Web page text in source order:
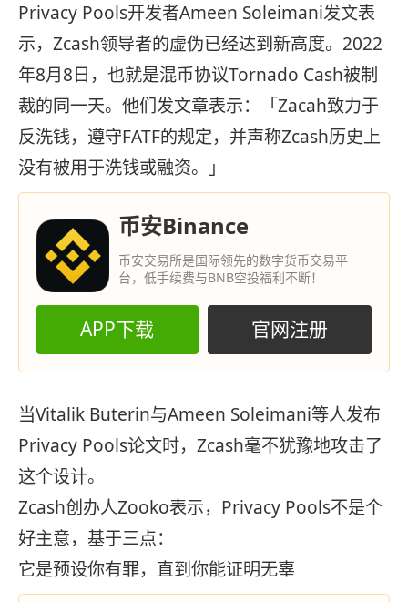
Privacy Pools开发者Ameen Soleimani发文表
示，Zcash领导者的虚伪已经达到新高度。2022
年8月8日，也就是混币协议Tornado Cash被制
裁的同一天。他们发文章表示：「Zacah致力于
反洗钱，遵守FATF的规定，并声称Zcash历史上
没有被用于洗钱或融资。」
币安Binance
币安交易所是国际领先的数字货币交易平
台，低手续费与BNB空投福利不断！
APP下载 官网注册
当Vitalik Buterin与Ameen Soleimani等人发布
Privacy Pools论文时，Zcash毫不犹豫地攻击了
这个设计。
Zcash创办人Zooko表示，Privacy Pools不是个
好主意，基于三点：
它是预设你有罪，直到你能证明无辜